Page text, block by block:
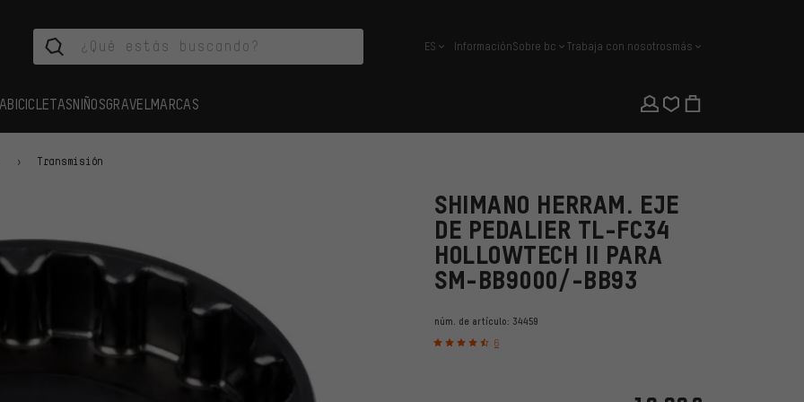
español
ES InformaciónSobre bc Trabaja con nosotrosmás
BICICLETASNIÑOSGRAVEL MARCAS
Transmisión
SHIMANO HERRAM. EJE
DE PEDALIER TL-FC34
HOLLOWTECH II PARA
SM-BB9000/-BB93
núm. de artículo: 34459
6